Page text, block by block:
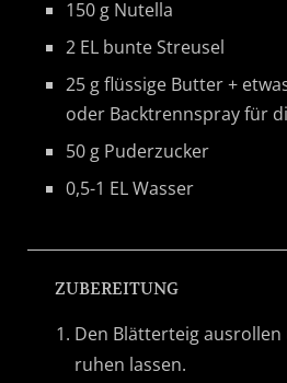
150 g Nutella
2 EL bunte Streusel
25 g flüssige Butter +
oder Backtrennspray für
50 g Puderzucker
0,5-1 EL Wasser
ZUBEREITUNG
Den Blätterteig
ruhen lassen.